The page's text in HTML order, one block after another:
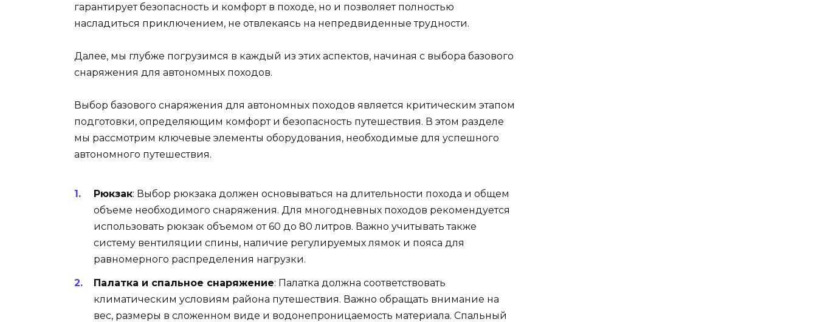
гарантирует безопасность и комфорт в походе, но и позволяет полностью
насладиться приключением, не отвлекаясь на непредвиденные трудности.
Далее, мы глубже погрузимся в каждый из этих аспектов, начиная с выбора базового
снаряжения для автономных походов.
Выбор базового снаряжения для автономных походов является критическим этапом
подготовки, определяющим комфорт и безопасность путешествия. В этом разделе
мы рассмотрим ключевые элементы оборудования, необходимые для успешного
автономного путешествия.
Рюкзак: Выбор рюкзака должен основываться на длительности похода и общем
объеме необходимого снаряжения. Для многодневных походов рекомендуется
использовать рюкзак объемом от 60 до 80 литров. Важно учитывать также
систему вентиляции спины, наличие регулируемых лямок и пояса для
равномерного распределения нагрузки.
Палатка и спальное снаряжение: Палатка должна соответствовать
климатическим условиям района путешествия. Важно обращать внимание на
вес, размеры в сложенном виде и водонепроницаемость материала. Спальный